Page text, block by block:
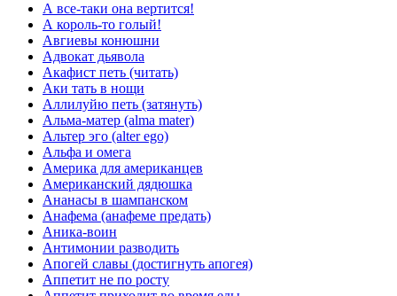
А все-таки она вертится!
А король-то голый!
Авгиевы конюшни
Адвокат дьявола
Акафист петь (читать)
Аки тать в нощи
Аллилуйю петь (затянуть)
Альма-матер (alma mater)
Альтер эго (alter ego)
Альфа и омега
Америка для американцев
Американский дядюшка
Ананасы в шампанском
Анафема (анафеме предать)
Аника-воин
Антимонии разводить
Апогей славы (достигнуть апогея)
Аппетит не по росту